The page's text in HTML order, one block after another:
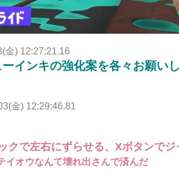
金) 12:27:21.16
インキの強化案を各々お願い
金) 12:29:46.81
クで左右にずらせる、Xボタンでジ
イオウなんて壊れ出さんで済んだ